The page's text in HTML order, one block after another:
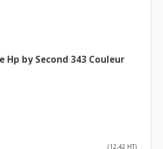
Hp by Second 343 Couleur
(12,42 HT)